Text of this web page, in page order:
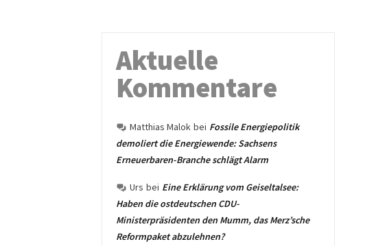
Aktuelle
Kommentare
Matthias Malok bei Fossile Energiepolitik
demoliert die Energiewende: Sachsens
Erneuerbaren-Branche schlägt Alarm
Urs bei Eine Erklärung vom Geiseltalsee:
Haben die ostdeutschen CDU-
Ministerpräsidenten den Mumm, das Merz’sche
Reformpaket abzulehnen?